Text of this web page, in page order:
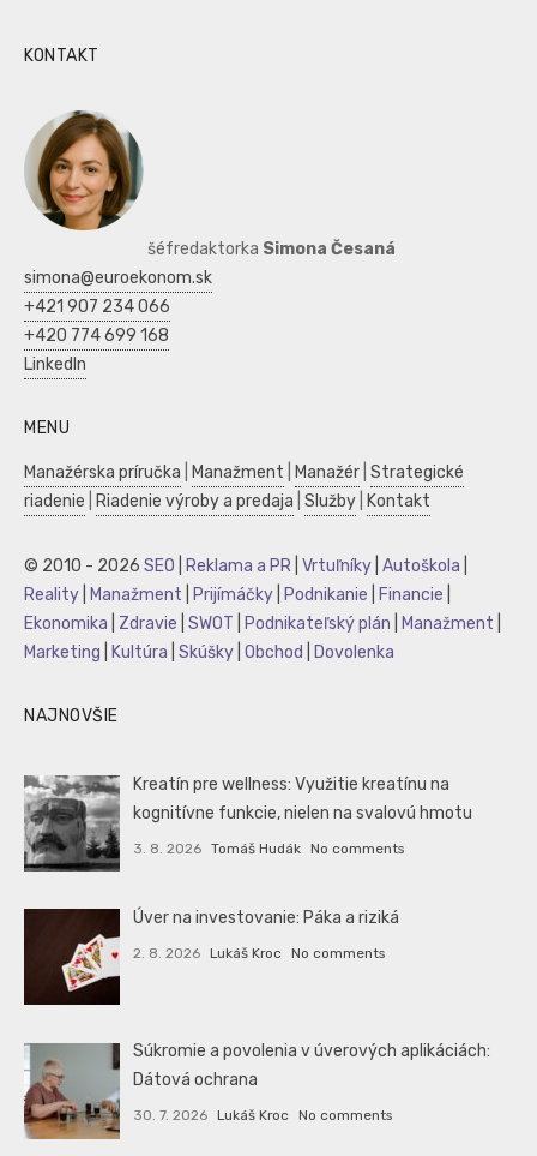
KONTAKT
šéfredaktorka Simona Česaná
simona@euroekonom.sk
+421 907 234 066
+420 774 699 168
LinkedIn
MENU
Manažérska príručka Manažment Manažér Strategické
riadenie
Riadenie výroby a predaja Služby Kontakt
© 2010 - 2026 SEO Reklama a PR Vrtuľníky Autoškola
Reality
Manažment Prijímáčky Podnikanie Financie
Ekonomika
Zdravie SWOT Podnikateľský plán Manažment
Marketing
Kultúra Skúšky Obchod Dovolenka
NAJNOVŠIE
Kreatín pre wellness: Využitie kreatínu na
kognitívne funkcie, nielen na svalovú hmotu
3. 8. 2026 Tomáš Hudák No comments
Úver na investovanie: Páka a riziká
2. 8. 2026 Lukáš Kroc No comments
Súkromie a povolenia v úverových aplikáciách:
Dátová ochrana
30. 7. 2026 Lukáš Kroc No comments